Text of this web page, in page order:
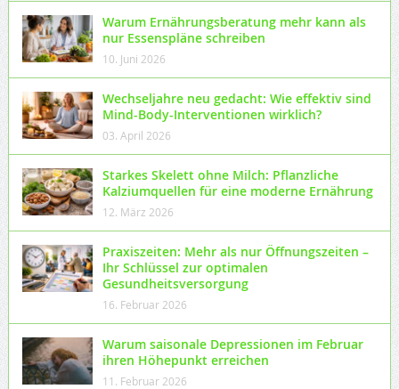
Warum Ernährungsberatung mehr kann als
nur Essenspläne schreiben
10. Juni 2026
Wechseljahre neu gedacht: Wie effektiv sind
Mind-Body-Interventionen wirklich?
03. April 2026
Starkes Skelett ohne Milch: Pflanzliche
Kalziumquellen für eine moderne Ernährung
12. März 2026
Praxiszeiten: Mehr als nur Öffnungszeiten –
Ihr Schlüssel zur optimalen
Gesundheitsversorgung
16. Februar 2026
Warum saisonale Depressionen im Februar
ihren Höhepunkt erreichen
11. Februar 2026